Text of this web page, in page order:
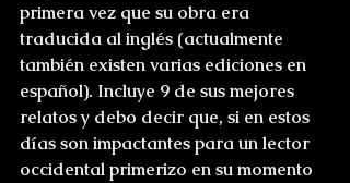
primera vez que su obra era
traducida al inglés (actualmente
también existen varias ediciones en
español). Incluye 9 de sus mejores
relatos y debo decir que, si en estos
días son impactantes para un lector
occidental primerizo en su momento